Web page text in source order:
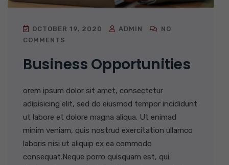
OCTOBER 19, 2020 ADMIN
NO
COMMENTS
Business Opportunities
orem ipsum dolor sit amet, consectetur
adipisicing elit, sed do eiusmod tempor incididunt
ut labore et dolore magna aliqua. Ut enimad
minim veniam, quis nostrud exercitation ullamco
laboris nisi ut aliquip ex ea commodo
consequat.Neque porro quisquam est, qui